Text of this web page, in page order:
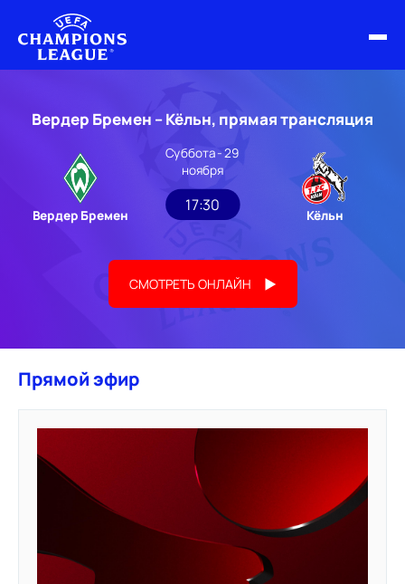
ОБЗОРЫ ЛЧ УЕФА
НОВОСТИ
РАСПИСАНИЕ
Вердер Бремен – Кёльн, прямая трансляция
Вердер Бремен
Суббота - 29
ноября
17:30
Кёльн
СМОТРЕТЬ ОНЛАЙН
Прямой эфир